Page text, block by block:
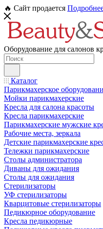
🔥 Сайт продается
Оборудование для салонов
Каталог
Парикмахерское
Мойки парикмахерские
Кресла для салона красоты
Кресла парикмахерские
Парикмахерские мужские
Рабочие места, зеркала
Детские парикмахерские
Тележки парикмахерские
Столы администратора
Диваны для ожидания
Столы для ожидания
Стерилизаторы
УФ стерилизаторы
Кварцитовые стерилизаторы
Педикюрное оборудование
Кресла педикюрные